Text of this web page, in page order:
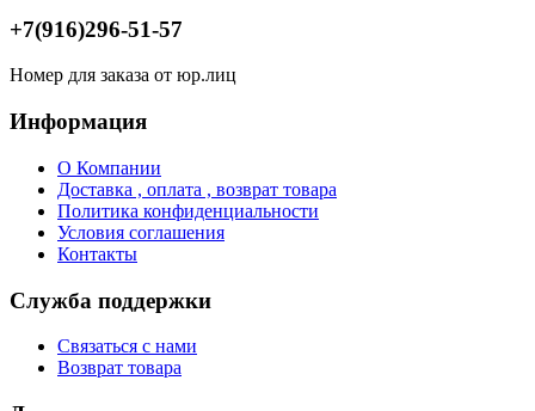
+7(916)296-51-57
Номер для заказа от юр.лиц
Информация
О Компании
Доставка , оплата , возврат товара
Политика конфиденциальности
Условия соглашения
Контакты
Служба поддержки
Связаться с нами
Возврат товара